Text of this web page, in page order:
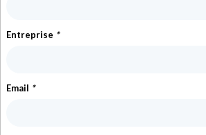
Entreprise *
Email *